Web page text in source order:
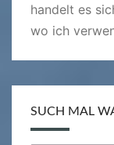
handelt es
wo ich
SUCH MAL